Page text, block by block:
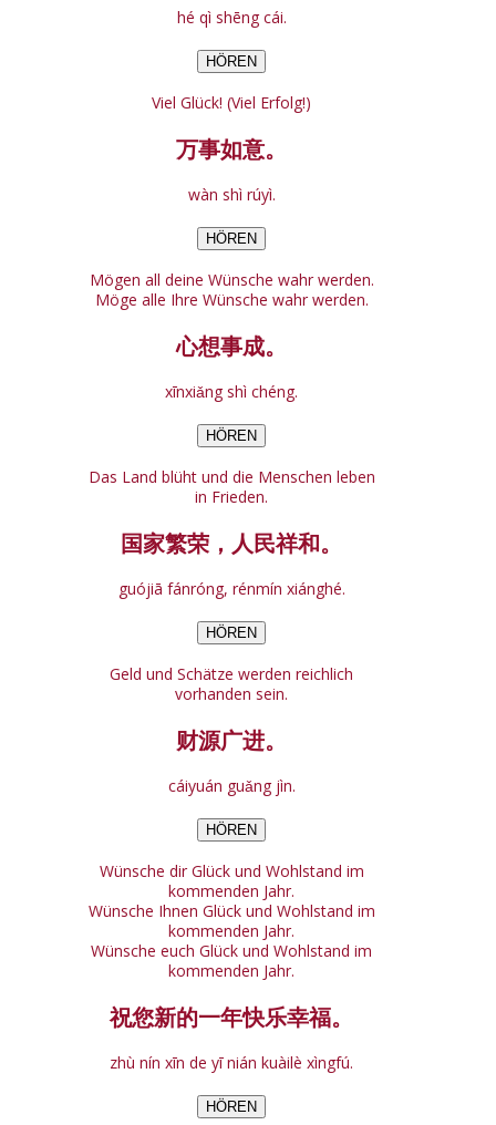
hé qì shēng cái.
HÖREN
Viel Glück! (Viel Erfolg!)
万事如意。
wàn shì rúyì.
HÖREN
Mögen all deine Wünsche wahr werden.
Möge alle Ihre Wünsche wahr werden.
心想事成。
xīnxiǎng shì chéng.
HÖREN
Das Land blüht und die Menschen leben
in Frieden.
国家繁荣，人民祥和。
guójiā fánróng, rénmín xiánghé.
HÖREN
Geld und Schätze werden reichlich
vorhanden sein.
财源广进。
cáiyuán guǎng jìn.
HÖREN
Wünsche dir Glück und Wohlstand im
kommenden Jahr.
Wünsche Ihnen Glück und Wohlstand im
kommenden Jahr.
Wünsche euch Glück und Wohlstand im
kommenden Jahr.
祝您新的一年快乐幸福。
zhù nín xīn de yī nián kuàilè xìngfú.
HÖREN